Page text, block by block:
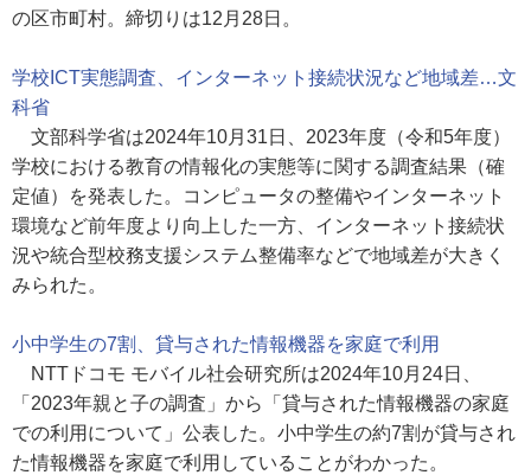
の区市町村。締切りは12月28日。
学校ICT実態調査、インターネット接続状況など地域差…文
科省
文部科学省は2024年10月31日、2023年度（令和5年度）
学校における教育の情報化の実態等に関する調査結果（確
定値）を発表した。コンピュータの整備やインターネット
環境など前年度より向上した一方、インターネット接続状
況や統合型校務支援システム整備率などで地域差が大きく
みられた。
小中学生の7割、貸与された情報機器を家庭で利用
NTTドコモ モバイル社会研究所は2024年10月24日、
「2023年親と子の調査」から「貸与された情報機器の家庭
での利用について」公表した。小中学生の約7割が貸与され
た情報機器を家庭で利用していることがわかった。